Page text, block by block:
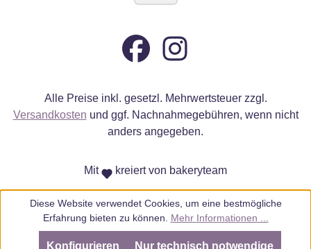
Alle Preise inkl. gesetzl. Mehrwertsteuer zzgl.
Versandkosten und ggf. Nachnahmegebühren, wenn nicht
anders angegeben.
Mit kreiert von bakeryteam
Diese Website verwendet Cookies, um eine bestmögliche
Erfahrung bieten zu können. Mehr Informationen ...
Nur technisch notwendige
Konfigurieren